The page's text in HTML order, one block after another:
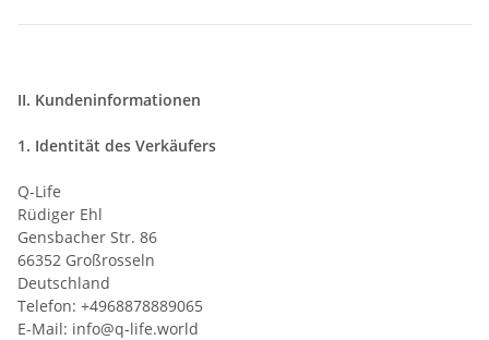
II. Kundeninformationen
1. Identität des Verkäufers
Q-Life
Rüdiger Ehl
Gensbacher Str. 86
66352 Großrosseln
Deutschland
Telefon: +4968878889065
E-Mail: info@q-life.world